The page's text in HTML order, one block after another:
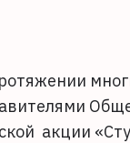
акции